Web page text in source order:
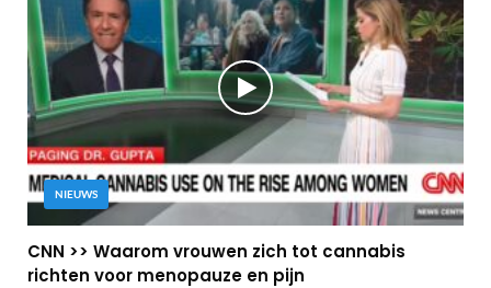
NIEUWS
CNN >> Waarom vrouwen zich tot cannabis
richten voor menopauze en pijn